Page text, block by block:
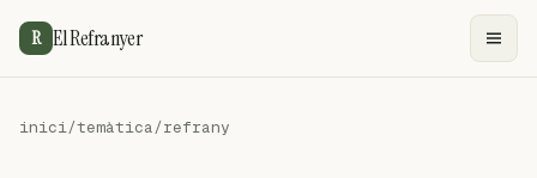
R El Refranyer
inici/temàtica/refrany